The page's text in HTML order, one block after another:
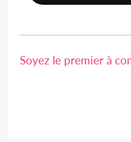
Soyez le premier à